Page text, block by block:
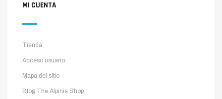
MI CUENTA
Tienda
Acceso usuario
Mapa del sitio
Blog The Alpinia Shop